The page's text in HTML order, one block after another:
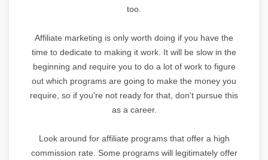
too.
Affiliate marketing is only worth doing if you have the
time to dedicate to making it work. It will be slow in the
beginning and require you to do a lot of work to figure
out which programs are going to make the money you
require, so if you're not ready for that, don't pursue this
as a career.
Look around for affiliate programs that offer a high
commission rate. Some programs will legitimately offer